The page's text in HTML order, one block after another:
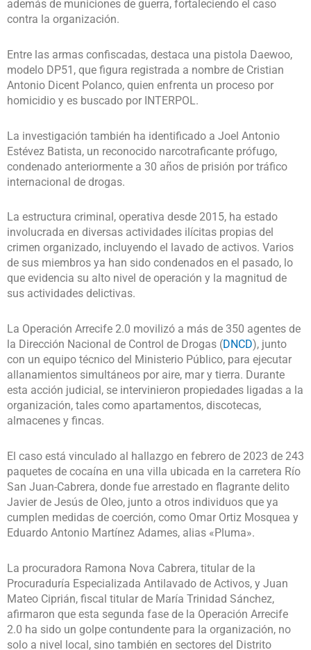
además de municiones de guerra, fortaleciendo el caso
contra la organización.
Entre las armas confiscadas, destaca una pistola Daewoo,
modelo DP51, que figura registrada a nombre de Cristian
Antonio Dicent Polanco, quien enfrenta un proceso por
homicidio y es buscado por INTERPOL.
La investigación también ha identificado a Joel Antonio
Estévez Batista, un reconocido narcotraficante prófugo,
condenado anteriormente a 30 años de prisión por tráfico
internacional de drogas.
La estructura criminal, operativa desde 2015, ha estado
involucrada en diversas actividades ilícitas propias del
crimen organizado, incluyendo el lavado de activos. Varios
de sus miembros ya han sido condenados en el pasado, lo
que evidencia su alto nivel de operación y la magnitud de
sus actividades delictivas.
La Operación Arrecife 2.0 movilizó a más de 350 agentes de
la Dirección Nacional de Control de Drogas (DNCD), junto
con un equipo técnico del Ministerio Público, para ejecutar
allanamientos simultáneos por aire, mar y tierra. Durante
esta acción judicial, se intervinieron propiedades ligadas a la
organización, tales como apartamentos, discotecas,
almacenes y fincas.
El caso está vinculado al hallazgo en febrero de 2023 de 243
paquetes de cocaína en una villa ubicada en la carretera Río
San Juan-Cabrera, donde fue arrestado en flagrante delito
Javier de Jesús de Oleo, junto a otros individuos que ya
cumplen medidas de coerción, como Omar Ortiz Mosquea y
Eduardo Antonio Martínez Adames, alias «Pluma».
La procuradora Ramona Nova Cabrera, titular de la
Procuraduría Especializada Antilavado de Activos, y Juan
Mateo Ciprián, fiscal titular de María Trinidad Sánchez,
afirmaron que esta segunda fase de la Operación Arrecife
2.0 ha sido un golpe contundente para la organización, no
solo a nivel local, sino también en sectores del Distrito